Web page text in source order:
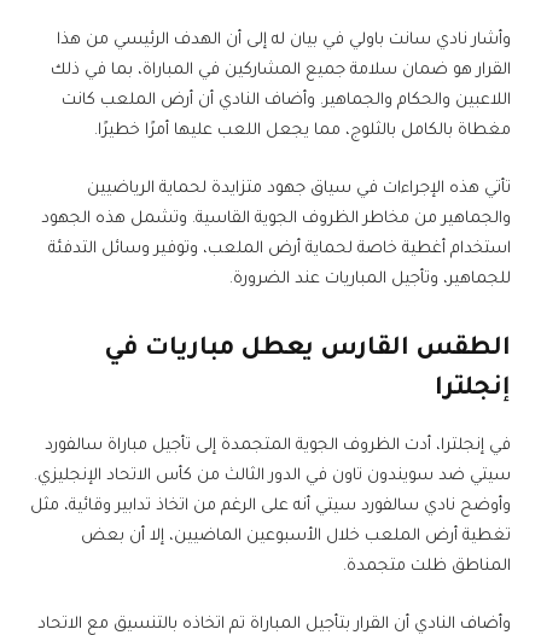
وأشار نادي سانت باولي في بيان له إلى أن الهدف الرئيسي من هذا
القرار هو ضمان سلامة جميع المشاركين في المباراة، بما في ذلك
اللاعبين والحكام والجماهير. وأضاف النادي أن أرض الملعب كانت
مغطاة بالكامل بالثلوج، مما يجعل اللعب عليها أمرًا خطيرًا.
تأتي هذه الإجراءات في سياق جهود متزايدة لحماية الرياضيين
والجماهير من مخاطر الظروف الجوية القاسية. وتشمل هذه الجهود
استخدام أغطية خاصة لحماية أرض الملعب، وتوفير وسائل التدفئة
للجماهير، وتأجيل المباريات عند الضرورة.
الطقس القارس يعطل مباريات في
إنجلترا
في إنجلترا، أدت الظروف الجوية المتجمدة إلى تأجيل مباراة سالفورد
سيتي ضد سويندون تاون في الدور الثالث من كأس الاتحاد الإنجليزي.
وأوضح نادي سالفورد سيتي أنه على الرغم من اتخاذ تدابير وقائية، مثل
تغطية أرض الملعب خلال الأسبوعين الماضيين، إلا أن بعض
المناطق ظلت متجمدة.
وأضاف النادي أن القرار بتأجيل المباراة تم اتخاذه بالتنسيق مع الاتحاد